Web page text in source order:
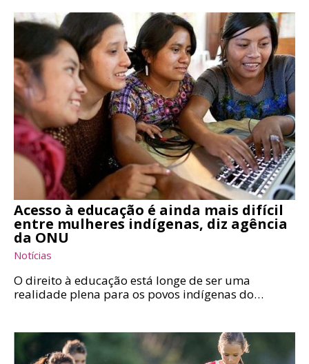
Acesso à educação é ainda mais difícil
entre mulheres indígenas, diz agência
da ONU
Notícias
O direito à educação está longe de ser uma
realidade plena para os povos indígenas do…